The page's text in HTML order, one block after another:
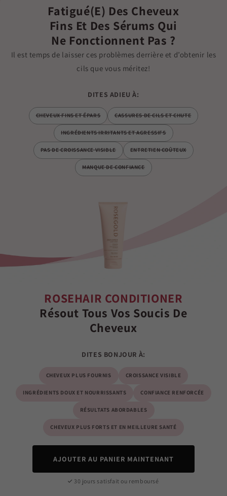
Fatigué(e) Des Cheveux
Fins Et Des Sérums Qui
Ne Fonctionnent Pas ?
Il est temps de laisser ces problèmes derrière et d’obtenir les
cils que vous méritez!
DITES ADIEU À:
CHEVEUX FINS ET ÉPARS CASSURES DE CILS ET CHUTE
INGRÉDIENTS IRRITANTS ET AGRESSIFS
PAS DE CROISSANCE VISIBLE ENTRETIEN COÛTEUX
MANQUE DE CONFIANCE
ROSEHAIR CONDITIONER
Résout Tous Vos Soucis De
Cheveux
DITES BONJOUR À:
CHEVEUX PLUS FOURNIS CROISSANCE VISIBLE
INGRÉDIENTS DOUX ET NOURRISSANTS CONFIANCE RENFORCÉE
RÉSULTATS ABORDABLES
CHEVEUX PLUS FORTS ET EN MEILLEURE SANTÉ
AJOUTER AU PANIER MAINTENANT
30 jours satisfait ou remboursé